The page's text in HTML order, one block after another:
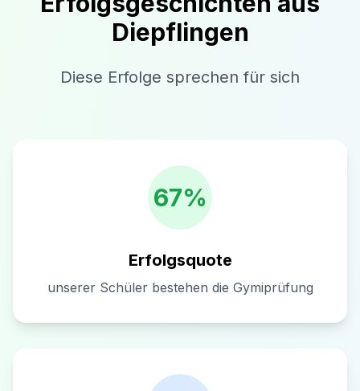
Diepflingen
Diese Erfolge sprechen für sich
67%
Erfolgsquote
unserer Schüler bestehen die Gymiprüfung